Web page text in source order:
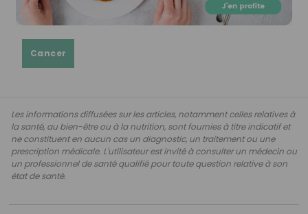
Cancer
Les informations diffusées sur les articles, notamment celles relatives à
la santé, au bien-être ou à la nutrition, sont fournies à titre indicatif et
ne constituent en aucun cas un diagnostic, un traitement ou une
prescription médicale. L'utilisateur est invité à consulter un médecin ou
un professionnel de santé qualifié pour toute question relative à son
état de santé.